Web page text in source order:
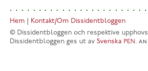
Hem
Kontakt/Om Dissidentbloggen
© Dissidentbloggen och respektive
Dissidentbloggen ges ut av Svenska PEN .